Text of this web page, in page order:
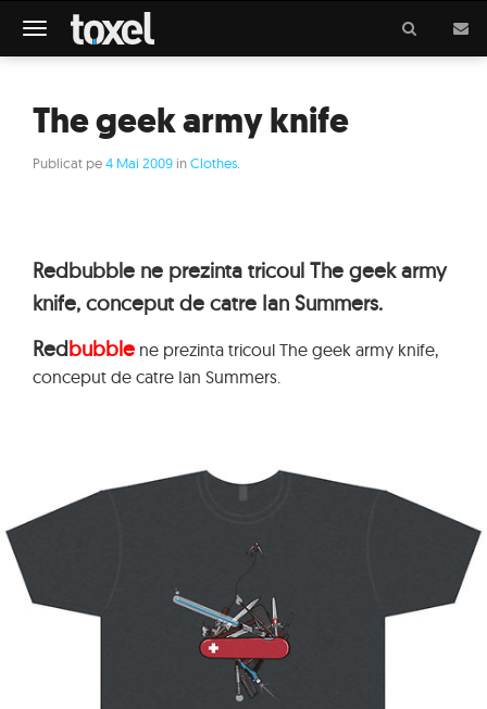
Meniu
The geek army knife
Publicat pe4 Mai 2009 inClothes
Redbubble ne prezinta tricoul The geek army
knife, conceput de catre Ian Summers.
Redbubble ne prezinta tricoul The geek army knife,
conceput de catre Ian Summers.